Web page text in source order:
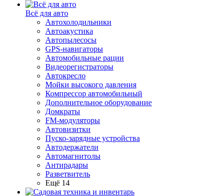
Всё для авто
Автохолодильники
Автоакустика
Автопылесосы
GPS-навигаторы
Автомобильные рации
Видеорегистраторы
Автокресло
Мойки высокого давления
Компрессор автомобильный
Дополнительное оборудование
Домкраты
FM-модуляторы
Автовизитки
Пуско-зарядные устройства
Автодержатели
Автомагнитолы
Антирадары
Разветвитель
Ещё 14